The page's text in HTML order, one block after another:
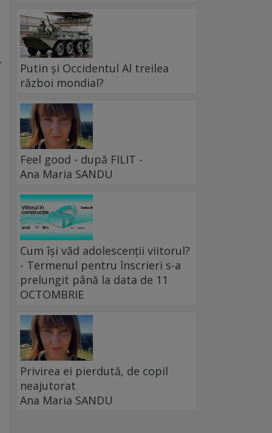
Putin și Occidentul Al treilea
război mondial?
Feel good - după FILIT -
Ana Maria SANDU
Cum își văd adolescenții viitorul?
- Termenul pentru înscrieri s-a
prelungit până la data de 11
OCTOMBRIE
Privirea ei pierdută, de copil
neajutorat
Ana Maria SANDU